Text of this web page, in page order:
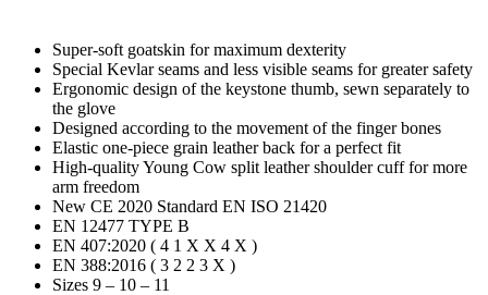
Super-soft goatskin for maximum dexterity
Special Kevlar seams and less visible seams for greater safety
Ergonomic design of the keystone thumb, sewn separately to
the glove
Designed according to the movement of the finger bones
Elastic one-piece grain leather back for a perfect fit
High-quality Young Cow split leather shoulder cuff for more
arm freedom
New CE 2020 Standard EN ISO 21420
EN 12477 TYPE B
EN 407:2020 ( 4 1 X X 4 X )
EN 388:2016 ( 3 2 2 3 X )
Sizes 9 – 10 – 11